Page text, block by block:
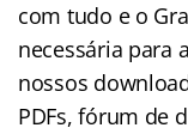
com tudo e o
necessária para
nossos
PDFs, fórum de